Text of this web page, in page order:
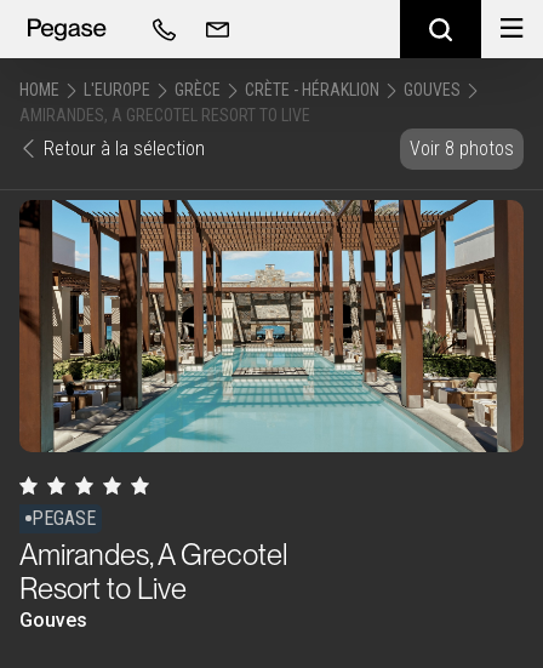
HOME L'EUROPE GRÈCE CRÈTE - HÉRAKLION
GOUVES
AMIRANDES, A GRECOTEL RESORT TO LIVE
Retour à la sélection Voir 8 photos
PEGASE
Amirandes, A Grecotel
Resort to Live
Gouves